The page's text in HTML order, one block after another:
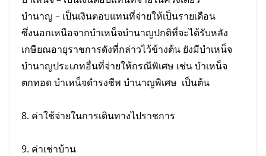
บำนาญ – เป็นเงินตอบแทนที่จ่ายให้เป็นรายเดือน
ซึ่งนอกเหนือจากบำเหน็จบำนาญปกติที่จะได้รับหลัง
เกษียณอายุราชการดังที่กล่าวไว้ข้างต้น ยังมีบำเหน็จ
บำนาญประเภทอื่นที่จ่ายให้กรณีพิเศษ เช่น บำเหน็จ
ตกทอด บำเหน็จดำรงชีพ บำนาญพิเศษ เป็นต้น
8. ค่าใช้จ่ายในการเดินทางไปราชการ
9. ค่าเช่าบ้าน